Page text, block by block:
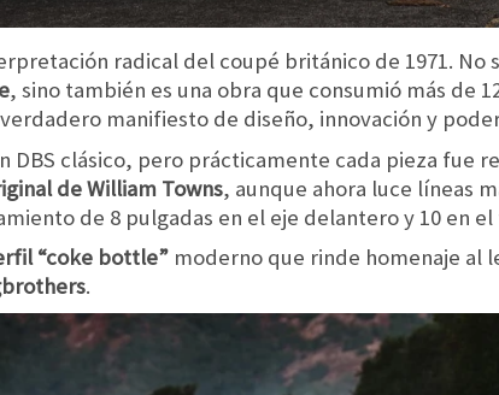
radical del coupé británico de 1971. No
, sino también es una obra que consumió más de
manifiesto de diseño, innovación y
DBS clásico, pero prácticamente cada pieza fue
de William Towns, aunque ahora luce líneas
de 8 pulgadas en el eje delantero y 10 en
“coke bottle” moderno que rinde homenaje al
.